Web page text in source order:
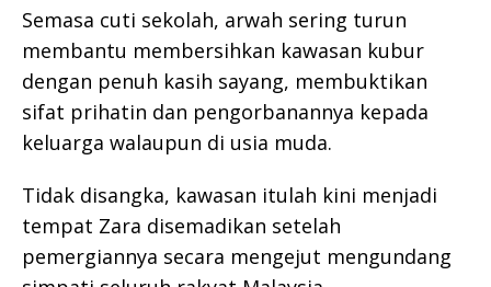
Semasa cuti sekolah, arwah sering turun
membantu membersihkan kawasan kubur
dengan penuh kasih sayang, membuktikan
sifat prihatin dan pengorbanannya kepada
keluarga walaupun di usia muda.
Tidak disangka, kawasan itulah kini menjadi
tempat Zara disemadikan setelah
pemergiannya secara mengejut mengundang